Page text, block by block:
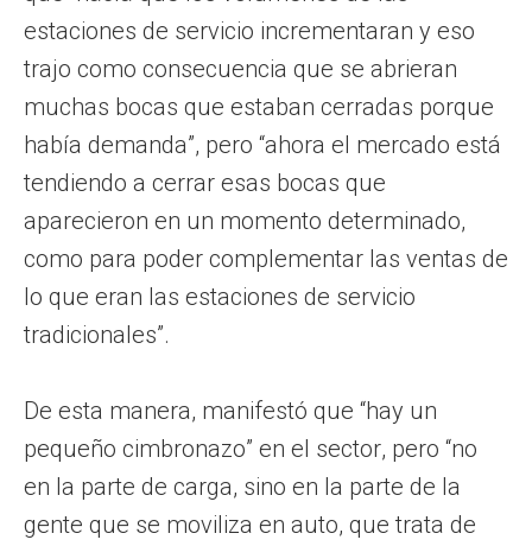
estaciones de servicio incrementaran y eso
trajo como consecuencia que se abrieran
muchas bocas que estaban cerradas porque
había demanda”, pero “ahora el mercado está
tendiendo a cerrar esas bocas que
aparecieron en un momento determinado,
como para poder complementar las ventas de
lo que eran las estaciones de servicio
tradicionales”.
De esta manera, manifestó que “hay un
pequeño cimbronazo” en el sector, pero “no
en la parte de carga, sino en la parte de la
gente que se moviliza en auto, que trata de